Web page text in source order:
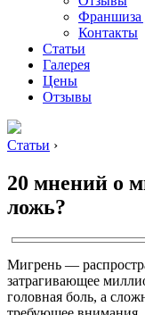
Франшиза
Контакты
Статьи
Галерея
Цены
Отзывы
Статьи ›
20 мнений о
ложь?
Мигрень —
затрагивающее
головная боль, а